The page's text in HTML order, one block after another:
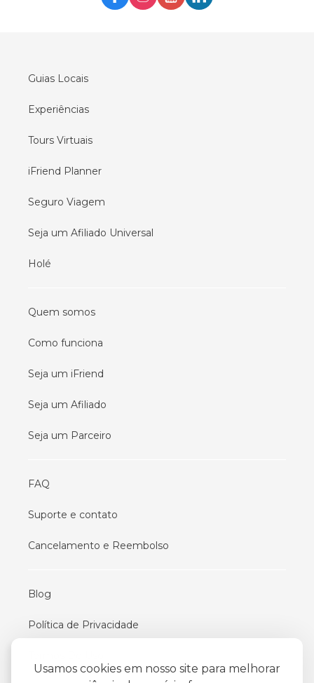
Usamos cookies em nosso site para melhorar
Guias Locais
Experiências
Tours Virtuais
iFriend Planner
Seguro Viagem
Seja um Afiliado Universal
Holé
Quem somos
Como funciona
Seja um iFriend
Seja um Afiliado
Seja um Parceiro
FAQ
Suporte e contato
Cancelamento e Reembolso
Blog
Política de Privacidade